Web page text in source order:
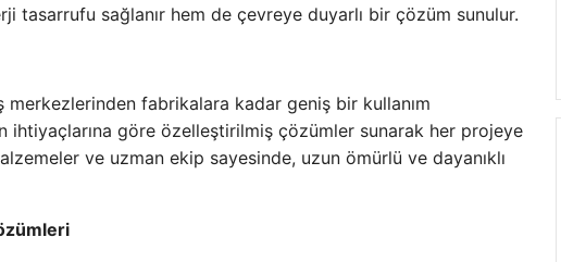
tasarrufu sağlanır hem de çevreye duyarlı bir çözüm sunulur.
merkezlerinden fabrikalara kadar geniş bir kullanım
ihtiyaçlarına göre özelleştirilmiş çözümler sunarak her projeye
ve uzman ekip sayesinde, uzun ömürlü ve dayanıklı